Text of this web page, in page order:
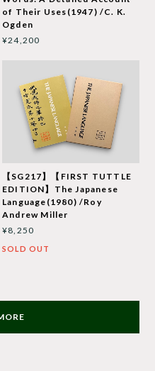
of Their Uses(1947) /C. K.
Ogden
¥24,200
【SG217】【FIRST TUTTLE
EDITION】The Japanese
Language(1980) /Roy
Andrew Miller
¥8,250
SOLD OUT